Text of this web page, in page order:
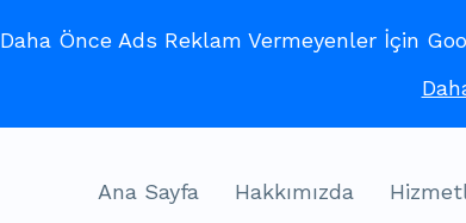
Daha Önce Ads Reklam Vermeyenler İçin
Ana Sayfa Hakkımızda